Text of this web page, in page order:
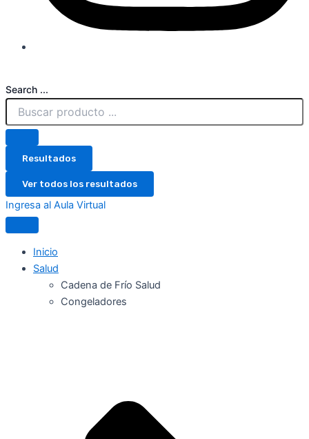
Search ...
Resultados
Ver todos los resultados
Ingresa al Aula Virtual
Inicio
Salud
Cadena de Frío Salud
Congeladores